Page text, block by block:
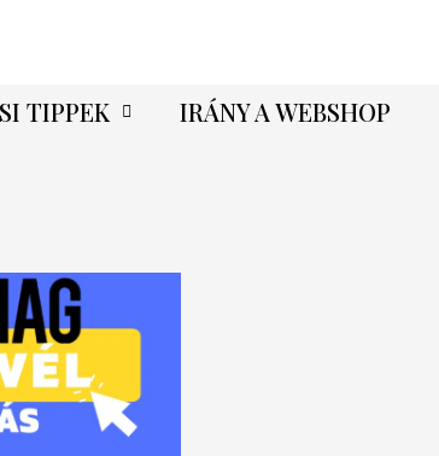
TIPPEK
IRÁNY A WEBSHOP